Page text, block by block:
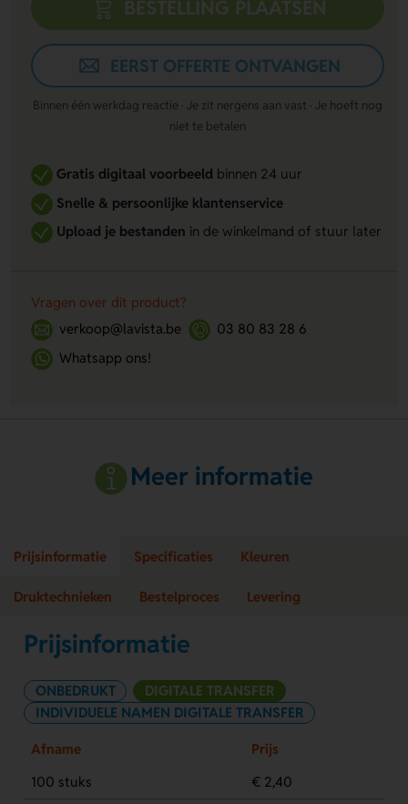
BESTELLING PLAATSEN
EERST OFFERTE ONTVANGEN
Binnen één werkdag reactie · Je zit nergens aan vast · Je hoeft nog
niet te betalen
Gratis digitaal voorbeeldbinnen 24 uur
Snelle & persoonlijke klantenservice
Upload je bestanden in de winkelmand of stuur later
Vragen over dit product?
verkoop@lavista.be
03 80 83 28 6
Whatsapp ons!
Meer informatie
Prijsinformatie Specificaties Kleuren
Druktechnieken Bestelproces Levering
Prijsinformatie
ONBEDRUKT
DIGITALE TRANSFER
INDIVIDUELE NAMEN DIGITALE TRANSFER
Afname
Prijs
100 stuks
€ 2,40